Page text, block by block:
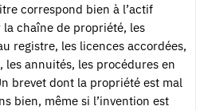
correspond bien à l’actif
chaîne de propriété, les
registre, les licences accordées,
les annuités, les procédures en
brevet dont la propriété est mal
bien, même si l’invention est